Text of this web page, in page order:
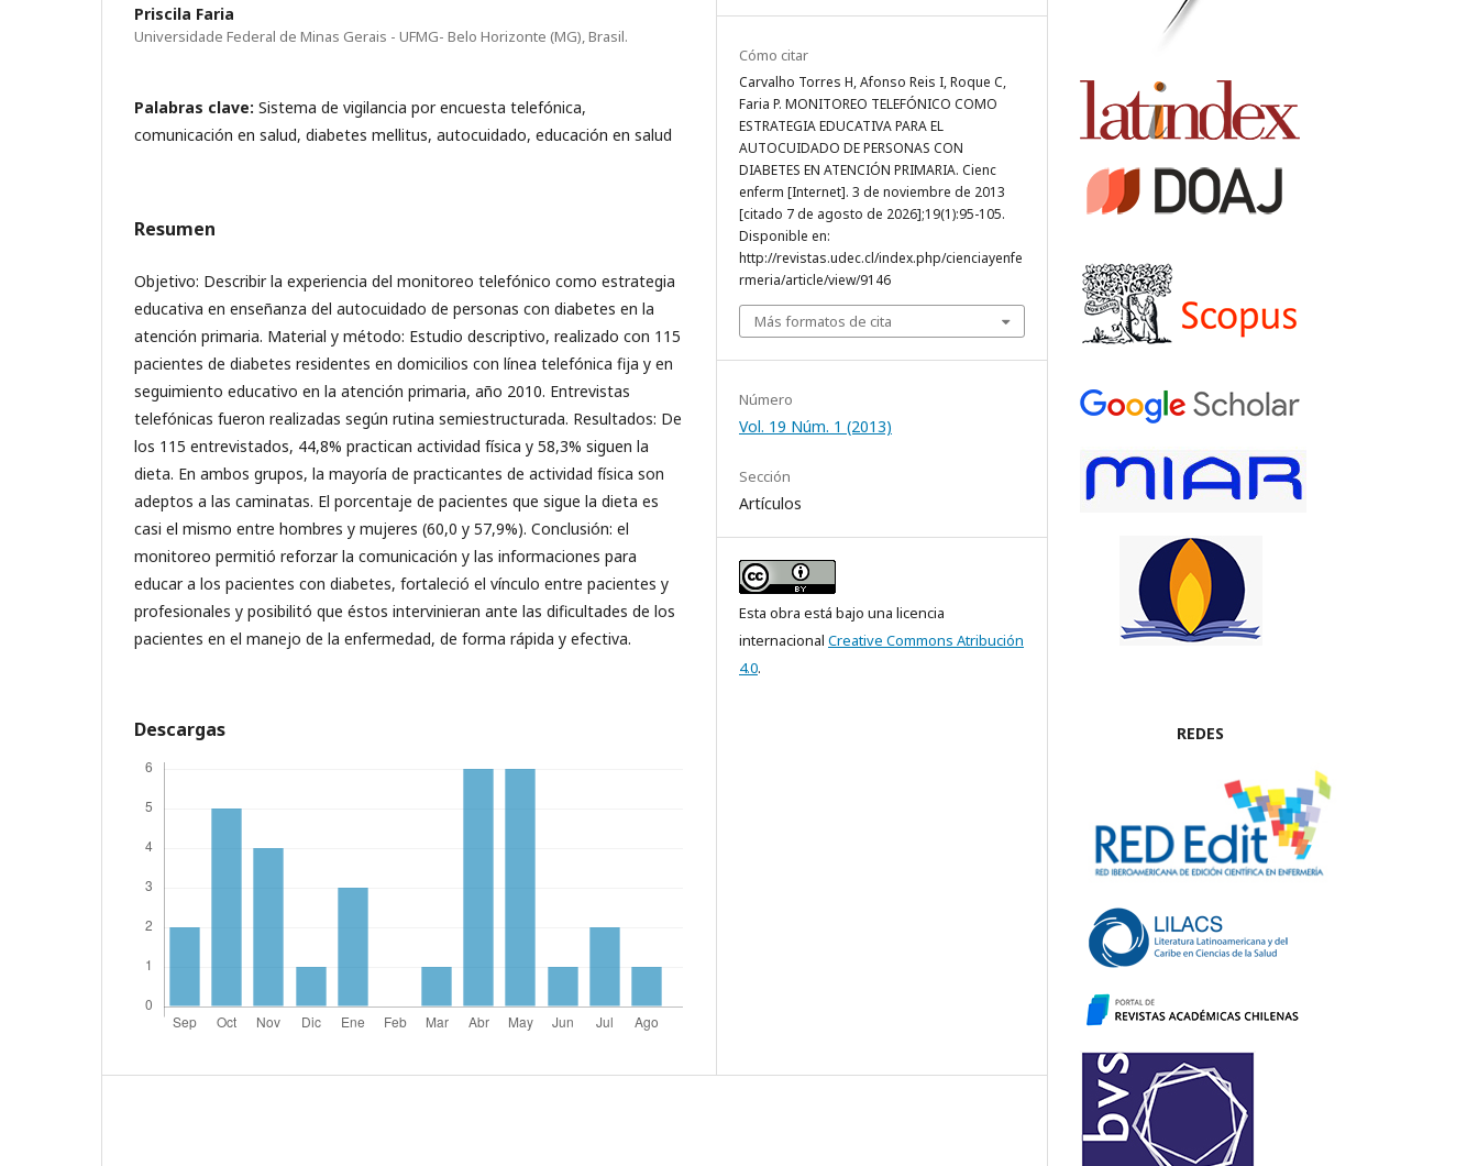
Priscila Faria
Universidade Federal de Minas Gerais - UFMG- Belo Horizonte (MG), Brasil.
Palabras clave: Sistema de vigilancia por encuesta telefónica,
comunicación en salud, diabetes mellitus, autocuidado, educación en salud
Resumen
Objetivo: Describir la experiencia del monitoreo telefónico como estrategia
educativa en enseñanza del autocuidado de personas con diabetes en la
atención primaria. Material y método: Estudio descriptivo, realizado con 115
pacientes de diabetes residentes en domicilios con línea telefónica fija y en
seguimiento educativo en la atención primaria, año 2010. Entrevistas
telefónicas fueron realizadas según rutina semiestructurada. Resultados: De
los 115 entrevistados, 44,8% practican actividad física y 58,3% siguen la
dieta. En ambos grupos, la mayoría de practicantes de actividad física son
adeptos a las caminatas. El porcentaje de pacientes que sigue la dieta es
casi el mismo entre hombres y mujeres (60,0 y 57,9%). Conclusión: el
monitoreo permitió reforzar la comunicación y las informaciones para
educar a los pacientes con diabetes, fortaleció el vínculo entre pacientes y
profesionales y posibilitó que éstos intervinieran ante las dificultades de los
pacientes en el manejo de la enfermedad, de forma rápida y efectiva.
Descargas
Cómo citar
Carvalho Torres H, Afonso Reis I, Roque C,
Faria P. MONITOREO TELEFÓNICO COMO
ESTRATEGIA EDUCATIVA PARA EL
AUTOCUIDADO DE PERSONAS CON
DIABETES EN ATENCIÓN PRIMARIA. Cienc
enferm [Internet]. 3 de noviembre de 2013
[citado 7 de agosto de 2026];19(1):95-105.
Disponible en:
http://revistas.udec.cl/index.php/cienciayenfe
rmeria/article/view/9146
Más formatos de cita
Número
Vol. 19 Núm. 1 (2013)
Sección
Artículos
Esta obra está bajo una licencia
internacional Creative Commons Atribución
4.0.
REDES